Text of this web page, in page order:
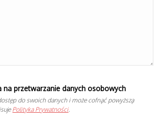
na przetwarzanie danych osobowych
do swoich danych i może cofnąć powyższą
Polityka Prywatności.